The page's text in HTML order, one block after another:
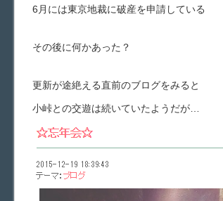
6月には東京地裁に破産を申請している
その後に何かあった？
更新が途絶える直前のブログをみると
小峠との交遊は続いていたようだが…